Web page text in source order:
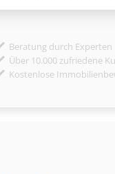
Beratung durch Experten
Über 10.000 zufriedene
Kostenlose